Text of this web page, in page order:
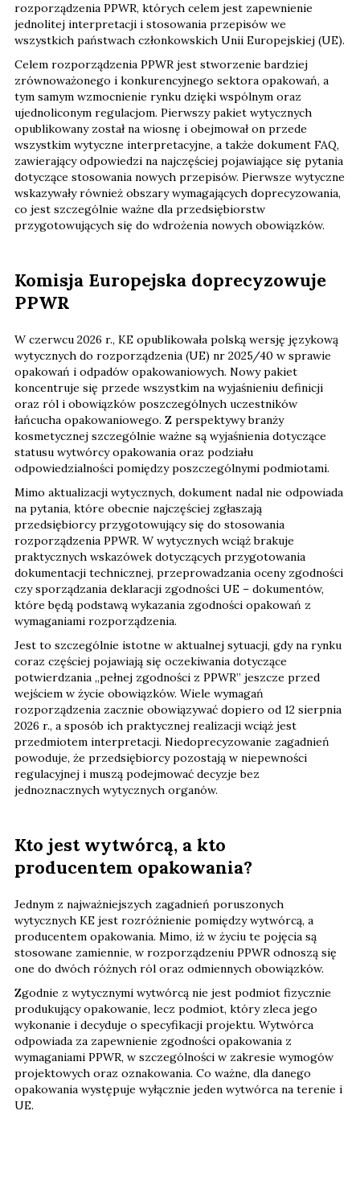
rozporządzenia PPWR, których celem jest zapewnienie
jednolitej interpretacji i stosowania przepisów we
wszystkich państwach członkowskich Unii Europejskiej (UE).
Celem rozporządzenia PPWR jest stworzenie bardziej
zrównoważonego i konkurencyjnego sektora opakowań, a
tym samym wzmocnienie rynku dzięki wspólnym oraz
ujednoliconym regulacjom. Pierwszy pakiet wytycznych
opublikowany został na wiosnę i obejmował on przede
wszystkim wytyczne interpretacyjne, a także dokument FAQ,
zawierający odpowiedzi na najczęściej pojawiające się pytania
dotyczące stosowania nowych przepisów. Pierwsze wytyczne
wskazywały również obszary wymagających doprecyzowania,
co jest szczególnie ważne dla przedsiębiorstw
przygotowujących się do wdrożenia nowych obowiązków.
Komisja Europejska doprecyzowuje
PPWR
W czerwcu 2026 r., KE opublikowała polską wersję językową
wytycznych do rozporządzenia (UE) nr 2025/40 w sprawie
opakowań i odpadów opakowaniowych. Nowy pakiet
koncentruje się przede wszystkim na wyjaśnieniu definicji
oraz ról i obowiązków poszczególnych uczestników
łańcucha opakowaniowego. Z perspektywy branży
kosmetycznej szczególnie ważne są wyjaśnienia dotyczące
statusu wytwórcy opakowania oraz podziału
odpowiedzialności pomiędzy poszczególnymi podmiotami.
Mimo aktualizacji wytycznych, dokument nadal nie odpowiada
na pytania, które obecnie najczęściej zgłaszają
przedsiębiorcy przygotowujący się do stosowania
rozporządzenia PPWR. W wytycznych wciąż brakuje
praktycznych wskazówek dotyczących przygotowania
dokumentacji technicznej, przeprowadzania oceny zgodności
czy sporządzania deklaracji zgodności UE – dokumentów,
które będą podstawą wykazania zgodności opakowań z
wymaganiami rozporządzenia.
Jest to szczególnie istotne w aktualnej sytuacji, gdy na rynku
coraz częściej pojawiają się oczekiwania dotyczące
potwierdzania „pełnej zgodności z PPWR” jeszcze przed
wejściem w życie obowiązków. Wiele wymagań
rozporządzenia zacznie obowiązywać dopiero od 12 sierpnia
2026 r., a sposób ich praktycznej realizacji wciąż jest
przedmiotem interpretacji. Niedoprecyzowanie zagadnień
powoduje, że przedsiębiorcy pozostają w niepewności
regulacyjnej i muszą podejmować decyzje bez
jednoznacznych wytycznych organów.
Kto jest wytwórcą, a kto
producentem opakowania?
Jednym z najważniejszych zagadnień poruszonych
wytycznych KE jest rozróżnienie pomiędzy wytwórcą, a
producentem opakowania. Mimo, iż w życiu te pojęcia są
stosowane zamiennie, w rozporządzeniu PPWR odnoszą się
one do dwóch różnych ról oraz odmiennych obowiązków.
Zgodnie z wytycznymi wytwórcą nie jest podmiot fizycznie
produkujący opakowanie, lecz podmiot, który zleca jego
wykonanie i decyduje o specyfikacji projektu. Wytwórca
odpowiada za zapewnienie zgodności opakowania z
wymaganiami PPWR, w szczególności w zakresie wymogów
projektowych oraz oznakowania. Co ważne, dla danego
opakowania występuje wyłącznie jeden wytwórca na terenie i
UE.